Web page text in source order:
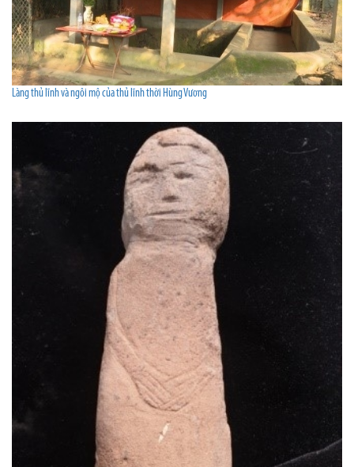
Làng thủ lĩnh và ngôi mộ của thủ lĩnh thời Hùng Vương